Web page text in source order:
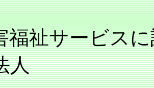
福祉サービス
人